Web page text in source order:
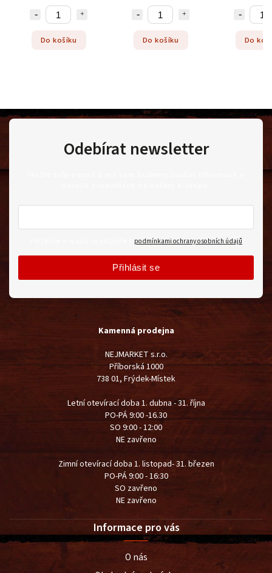
Do košíku Do košíku Do
Kamenná prodejna
NEJMARKET s.r.o.
Příborská 1000
738 01, Frýdek-Místek
Letní otevírací doba 1. dubna - 31. října
PO-PÁ 9:00 -16.30
SO 9:00 - 12:00
NE zavřeno
Zimní otevírací doba 1. listopad- 31. březen
PO-PÁ 9:00 - 16:30
SO zavřeno
NE zavřeno
Informace pro vás
O nás
Odebírat newsletter
podmínkami ochrany osobních údajů
Přihlásit se